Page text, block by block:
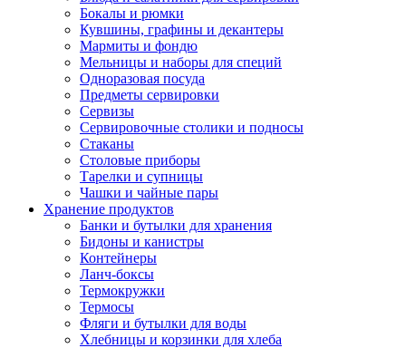
Бокалы и рюмки
Кувшины, графины и декантеры
Мармиты и фондю
Мельницы и наборы для специй
Одноразовая посуда
Предметы сервировки
Сервизы
Сервировочные столики и подносы
Стаканы
Столовые приборы
Тарелки и супницы
Чашки и чайные пары
Хранение продуктов
Банки и бутылки для хранения
Бидоны и канистры
Контейнеры
Ланч-боксы
Термокружки
Термосы
Фляги и бутылки для воды
Хлебницы и корзинки для хлеба